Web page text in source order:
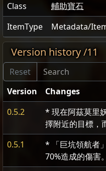
Class
輔助寶石
ItemType
Metadata/
Version history /11
Version
Changes
0.5.2
* 現在阿茲莫里
擇附近的目標，
0.5.1
* 「巨坑領航者
70%造成的傷害。